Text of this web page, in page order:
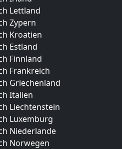
Lettland
Zypern
Kroatien
Estland
Finnland
Frankreich
Griechenland
Italien
Liechtenstein
Luxemburg
Niederlande
Norwegen